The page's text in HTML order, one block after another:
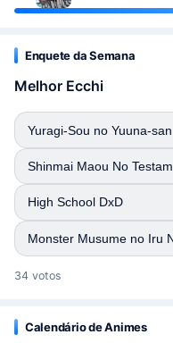
Enquete da Semana
Melhor Ecchi
Yuragi-Sou no Yuuna-san
Shinmai Maou No
High School DxD
Monster Musume no Iru
34 votos
Calendário de Animes